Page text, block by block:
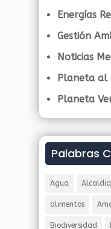
Energías
Gestión
Noticias
Planeta al
Planeta
Palabras
Agua
alimentos
Biodiversidad